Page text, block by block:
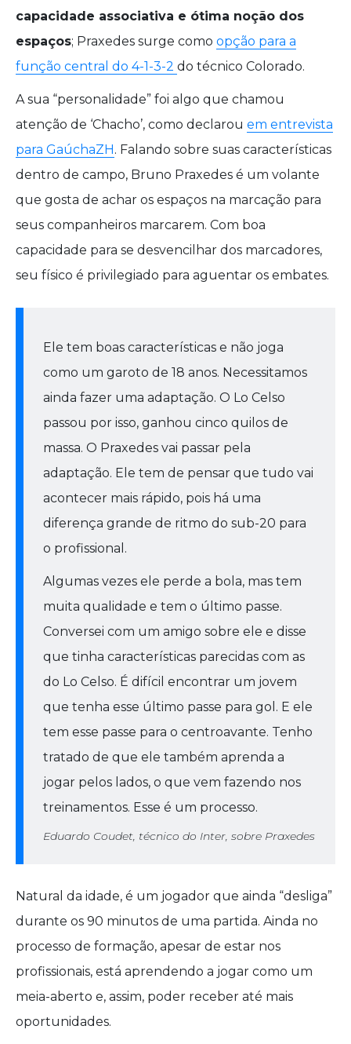
capacidade associativa e ótima noção dos
espaços; Praxedes surge como opção para a
função central do 4-1-3-2 do técnico Colorado.
A sua “personalidade” foi algo que chamou
atenção de ‘Chacho’, como declarou em entrevista
para GaúchaZH . Falando sobre suas características
dentro de campo, Bruno Praxedes é um volante
que gosta de achar os espaços na marcação para
seus companheiros marcarem. Com boa
capacidade para se desvencilhar dos marcadores,
seu físico é privilegiado para aguentar os embates.
Ele tem boas características e não joga
como um garoto de 18 anos. Necessitamos
ainda fazer uma adaptação. O Lo Celso
passou por isso, ganhou cinco quilos de
massa. O Praxedes vai passar pela
adaptação. Ele tem de pensar que tudo vai
acontecer mais rápido, pois há uma
diferença grande de ritmo do sub-20 para
o profissional.
Algumas vezes ele perde a bola, mas tem
muita qualidade e tem o último passe.
Conversei com um amigo sobre ele e disse
que tinha características parecidas com as
do Lo Celso. É difícil encontrar um jovem
que tenha esse último passe para gol. E ele
tem esse passe para o centroavante. Tenho
tratado de que ele também aprenda a
jogar pelos lados, o que vem fazendo nos
treinamentos. Esse é um processo.
Eduardo Coudet, técnico do Inter, sobre Praxedes
Natural da idade, é um jogador que ainda “desliga”
durante os 90 minutos de uma partida. Ainda no
processo de formação, apesar de estar nos
profissionais, está aprendendo a jogar como um
meia-aberto e, assim, poder receber até mais
oportunidades.